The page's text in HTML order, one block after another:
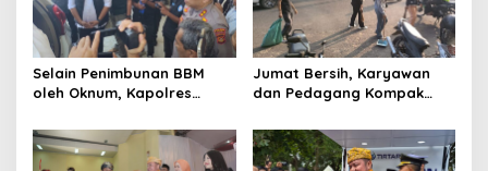
Selain Penimbunan BBM
oleh Oknum, Kapolres
Kurang, Pertamina Patra
Niaga Bungkam
Jumat Bersih, Karyawan
dan Pedagang Kompak
Lama